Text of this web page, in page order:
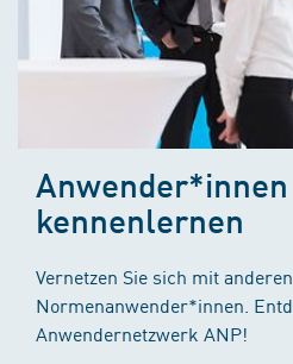
Anwender*innen
kennenlernen
Vernetzen Sie sich mit anderen
Normenanwender*innen.
Anwendernetzwerk ANP!